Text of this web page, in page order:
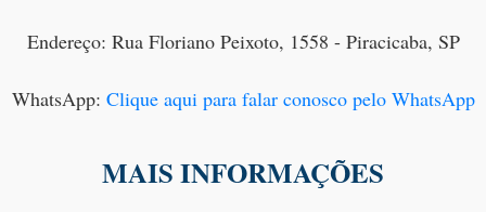
Endereço: Rua Floriano Peixoto, 1558 - Piracicaba, SP
WhatsApp: Clique aqui para falar conosco pelo WhatsApp
MAIS INFORMAÇÕES